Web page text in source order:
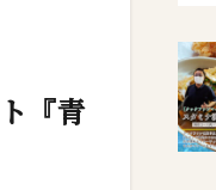
『青